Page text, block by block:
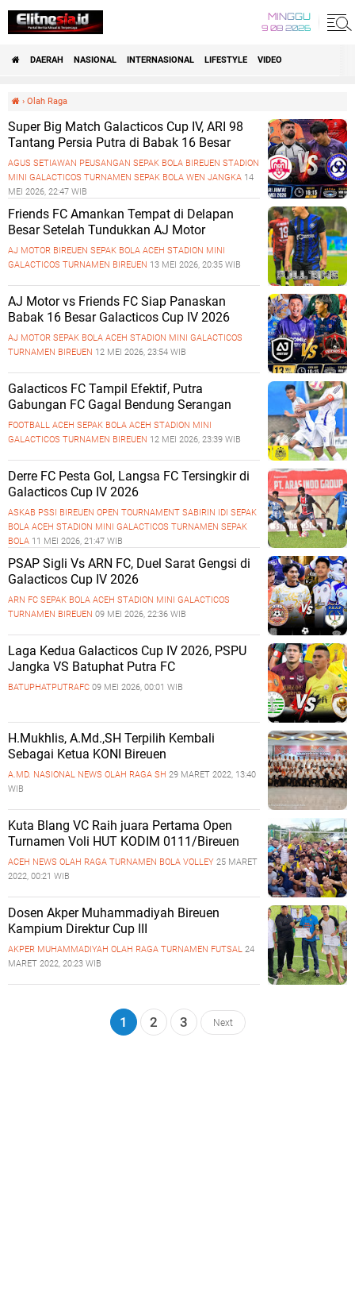
MINGGU
9 08 2026
DAERAH NASIONAL INTERNASIONAL LIFESTYLE VIDEO
› Olah Raga
Super Big Match Galacticos Cup IV, ARI 98
Tantang Persia Putra di Babak 16 Besar
AGUS SETIAWAN PEUSANGAN SEPAK BOLA BIREUEN STADION
MINI GALACTICOS TURNAMEN SEPAK BOLA WEN JANGKA 14
MEI 2026, 22:47 WIB
Friends FC Amankan Tempat di Delapan
Besar Setelah Tundukkan AJ Motor
AJ MOTOR BIREUEN SEPAK BOLA ACEH STADION MINI
GALACTICOS TURNAMEN BIREUEN 13 MEI 2026, 20:35 WIB
AJ Motor vs Friends FC Siap Panaskan
Babak 16 Besar Galacticos Cup IV 2026
AJ MOTOR SEPAK BOLA ACEH STADION MINI GALACTICOS
TURNAMEN BIREUEN 12 MEI 2026, 23:54 WIB
Galacticos FC Tampil Efektif, Putra
Gabungan FC Gagal Bendung Serangan
FOOTBALL ACEH SEPAK BOLA ACEH STADION MINI
GALACTICOS TURNAMEN BIREUEN 12 MEI 2026, 23:39 WIB
Derre FC Pesta Gol, Langsa FC Tersingkir di
Galacticos Cup IV 2026
ASKAB PSSI BIREUEN OPEN TOURNAMENT SABIRIN IDI SEPAK
BOLA ACEH STADION MINI GALACTICOS TURNAMEN SEPAK
BOLA 11 MEI 2026, 21:47 WIB
PSAP Sigli Vs ARN FC, Duel Sarat Gengsi di
Galacticos Cup IV 2026
ARN FC SEPAK BOLA ACEH STADION MINI GALACTICOS
TURNAMEN BIREUEN 09 MEI 2026, 22:36 WIB
Laga Kedua Galacticos Cup IV 2026, PSPU
Jangka VS Batuphat Putra FC
BATUPHATPUTRAFC 09 MEI 2026, 00:01 WIB
H.Mukhlis, A.Md.,SH Terpilih Kembali
Sebagai Ketua KONI Bireuen
A.MD. NASIONAL NEWS OLAH RAGA SH 29 MARET 2022, 13:40
WIB
Kuta Blang VC Raih juara Pertama Open
Turnamen Voli HUT KODIM 0111/Bireuen
ACEH NEWS OLAH RAGA TURNAMEN BOLA VOLLEY 25 MARET
2022, 00:21 WIB
Dosen Akper Muhammadiyah Bireuen
Kampium Direktur Cup III
AKPER MUHAMMADIYAH OLAH RAGA TURNAMEN FUTSAL 24
MARET 2022, 20:23 WIB
1 2 3 Next